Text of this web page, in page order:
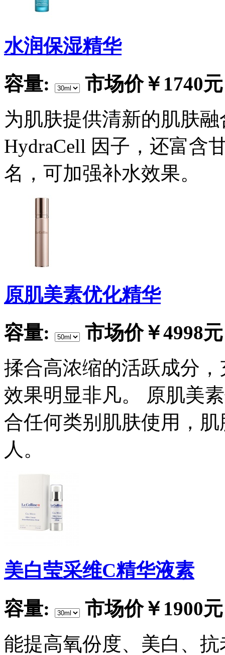
水润保湿精华
容量:
市场价￥1740元
为肌肤提供清新的肌肤
HydraCell 因子，还富含
名，可加强补水效果。
原肌美素优化精华
容量:
市场价￥4998元
揉合高浓缩的活跃成分
效果明显非凡。 原肌美
合任何类别肌肤使用，
人。
美白莹采维C精华液素
容量:
市场价￥1900元
能提高氧份度、美白、